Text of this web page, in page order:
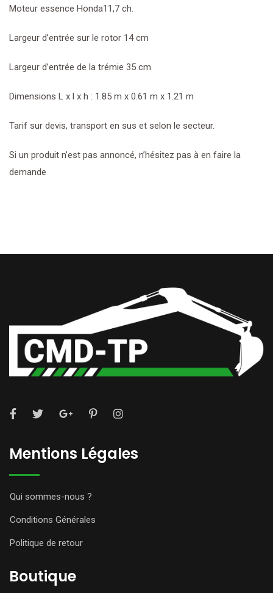
Moteur essence Honda11,7 ch.
Largeur d’entrée sur le rotor 14 cm
Largeur d’entrée de la trémie 35 cm
Dimensions L x l x h : 1.85 m x 0.61 m x 1.21 m
Tarif sur devis, transport en sus et selon le secteur.
Si un produit n’est pas annoncé, n’hésitez pas à en faire la
demande
Mentions Légales
Qui sommes-nous ?
Conditions Générales
Politique de retour
Boutique